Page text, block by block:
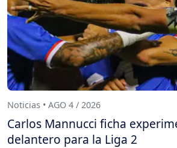
Noticias • AGO 4 / 2026
Carlos Mannucci ficha
delantero para la Liga 2